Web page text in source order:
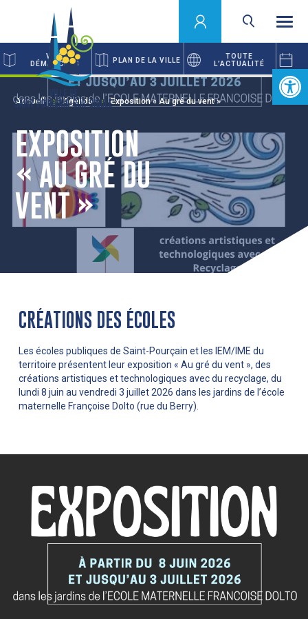
Ouvrir
VOS
DÉMARCHES
PLAN DE LA VILLE
TOUTE
L’ACTUALITÉ
Accueil Agenda Exposition « Au gré du vent »
EXPOSITION
« AU GRÉ DU
VENT »
CRÉATIONS DES ÉCOLES
Les écoles publiques de Saint-Pourçain et les IEM/IME du
territoire présentent leur exposition « Au gré du vent », des
créations artistiques et technologiques avec du recyclage, du
lundi 8 juin au vendredi 3 juillet 2026 dans les jardins de l’école
maternelle Françoise Dolto (rue du Berry).